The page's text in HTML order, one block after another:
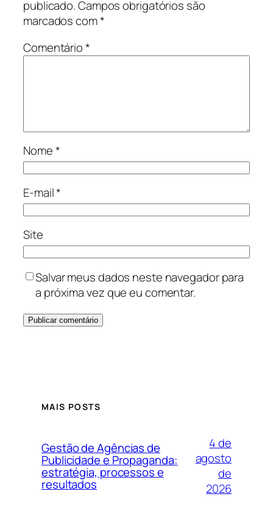
publicado.Campos obrigatórios são
marcados com*
Comentário*
Nome*
E-mail*
Site
Salvar meus dados neste navegador para
a próxima vez que eu comentar.
MAIS POSTS
Gestão de Agências de
Publicidade e Propaganda:
estratégia, processos e
resultados
4 de
agosto
de
2026